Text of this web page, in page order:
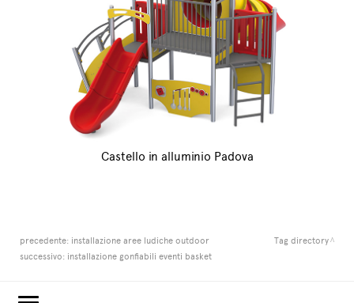
Castello in alluminio Padova
precedente: installazione aree ludiche outdoor
successivo: installazione gonfiabili eventi basket
Tag directory